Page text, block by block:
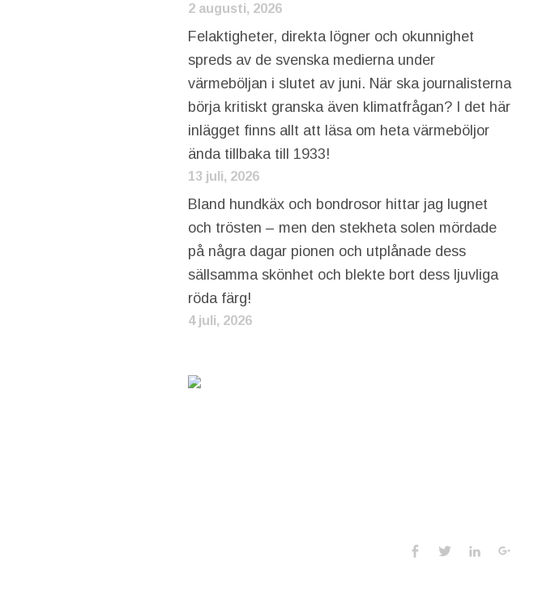
2 augusti, 2026
Felaktigheter, direkta lögner och okunnighet
spreds av de svenska medierna under
värmeböljan i slutet av juni. När ska journalisterna
börja kritiskt granska även klimatfrågan? I det här
inlägget finns allt att läsa om heta värmeböljor
ända tillbaka till 1933!
13 juli, 2026
Bland hundkäx och bondrosor hittar jag lugnet
och trösten – men den stekheta solen mördade
på några dagar pionen och utplånade dess
sällsamma skönhet och blekte bort dess ljuvliga
röda färg!
4 juli, 2026
Social
Facebook
TwitterLinkedIn